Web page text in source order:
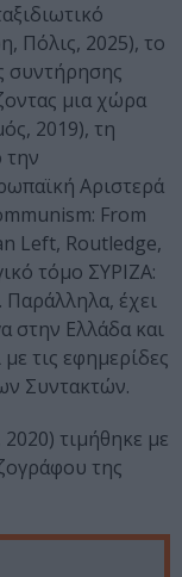
Πόλις, 2025), το
συντήρησης
μια χώρα
2019), τη
την
Αριστερά
From
Left, Routledge,
τόμο ΣΥΡΙΖΑ:
Παράλληλα, έχει
στην Ελλάδα και
τις εφημερίδες
Συντακτών.
τιμήθηκε με
της